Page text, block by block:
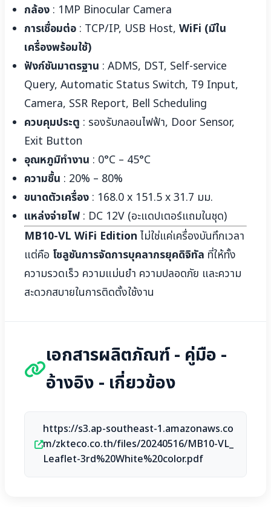
กล้อง : 1MP Binocular Camera
การเชื่อมต่อ : TCP/IP, USB Host, WiFi (มีใน
เครื่องพร้อมใช้)
ฟังก์ชันมาตรฐาน : ADMS, DST, Self-service
Query, Automatic Status Switch, T9 Input,
Camera, SSR Report, Bell Scheduling
ควบคุมประตู : รองรับกลอนไฟฟ้า, Door Sensor,
Exit Button
อุณหภูมิทำงาน : 0°C – 45°C
ความชื้น : 20% – 80%
ขนาดตัวเครื่อง : 168.0 x 151.5 x 31.7 มม.
แหล่งจ่ายไฟ : DC 12V (อะแดปเตอร์แถมในชุด)
MB10-VL WiFi Edition ไม่ใช่แค่เครื่องบันทึกเวลา
แต่คือ โซลูชันการจัดการบุคลากรยุคดิจิทัล ที่ให้ทั้ง
ความรวดเร็ว ความแม่นยำ ความปลอดภัย และความ
สะดวกสบายในการติดตั้งใช้งาน
เอกสารผลิตภัณฑ์ - คู่มือ -
อ้างอิง - เกี่ยวข้อง
https://s3.ap-southeast-1.amazonaws.co
m/zkteco.co.th/files/20240516/MB10-VL_
Leaflet-3rd%20White%20color.pdf